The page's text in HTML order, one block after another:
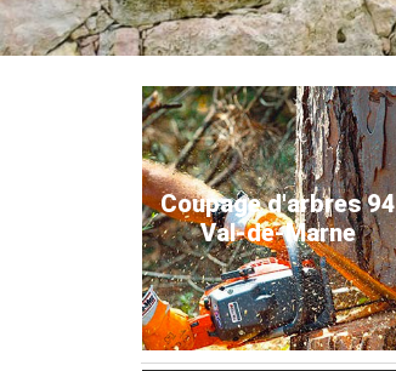
Coupage d'arbres 94
Val-de-Marne